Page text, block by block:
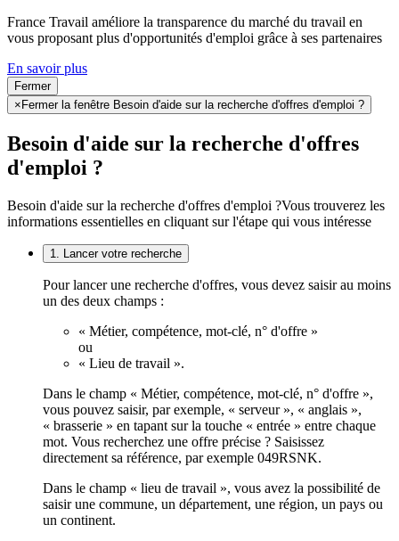
France Travail améliore la transparence du marché du travail en
vous proposant plus d'opportunités d'emploi grâce à ses partenaires
En savoir plus
Fermer
× Fermer la fenêtre Besoin d'aide sur la recherche d'offres d'emploi ?
Besoin d'aide sur la recherche d'offres
d'emploi ?
Besoin d'aide sur la recherche d'offres d'emploi ?Vous trouverez les
informations essentielles en cliquant sur l'étape qui vous intéresse
1. Lancer votre recherche
Pour lancer une recherche d'offres, vous devez saisir au moins
un des deux champs :
« Métier, compétence, mot-clé, n° d'offre »
ou
« Lieu de travail ».
Dans le champ « Métier, compétence, mot-clé, n° d'offre »,
vous pouvez saisir, par exemple, « serveur », « anglais »,
« brasserie » en tapant sur la touche « entrée » entre chaque
mot. Vous recherchez une offre précise ? Saisissez
directement sa référence, par exemple 049RSNK.
Dans le champ « lieu de travail », vous avez la possibilité de
saisir une commune, un département, une région, un pays ou
un continent.